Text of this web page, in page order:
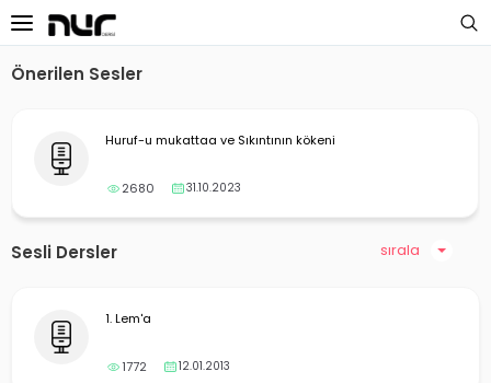
Dersleri
Dersler
Dersler
Önerilen Sesler
Huruf-u mukattaa ve Sıkıntının kökeni
2680 31.10.2023
Sesli Dersler sırala
1. Lem'a
1772 12.01.2013